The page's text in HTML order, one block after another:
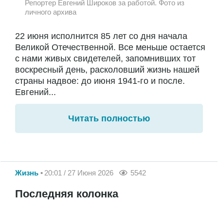
Репортер Евгений Широков за работой. Фото из
личного архива
22 июня исполнится 85 лет со дня начала
Великой Отечественной. Все меньше остается
с нами живых свидетелей, запомнивших тот
воскресный день, расколовший жизнь нашей
страны надвое: до июня 1941-го и после.
Евгений...
Читать полностью
Жизнь 20:01 / 27 Июня 2026 5542
Последняя колонка